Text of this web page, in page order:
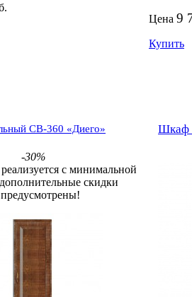
Цена 9
Купить
СВ-360 «Диего»
-30%
с минимальной
скидки
Шкаф